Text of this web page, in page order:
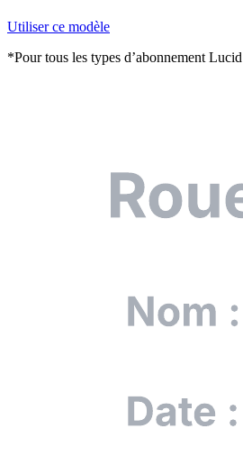
Utiliser ce modèle
*Pour tous les types d’abonnement Lucid